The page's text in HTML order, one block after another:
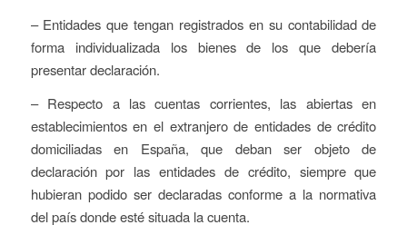
– Entidades que tengan registrados en su contabilidad de
forma individualizada los bienes de los que debería
presentar declaración.
– Respecto a las cuentas corrientes, las abiertas en
establecimientos en el extranjero de entidades de crédito
domiciliadas en España, que deban ser objeto de
declaración por las entidades de crédito, siempre que
hubieran podido ser declaradas conforme a la normativa
del país donde esté situada la cuenta.